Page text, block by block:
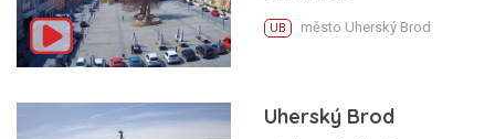
UB město Uherský Brod
Uherský Brod